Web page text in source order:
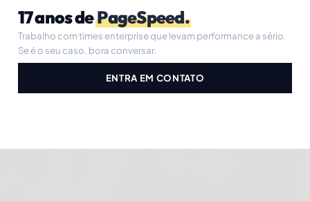
17 anos dePageSpeed.
Trabalho com times enterprise que levam performance a sério.
Se é o seu caso, bora conversar.
ENTRA EM CONTATO